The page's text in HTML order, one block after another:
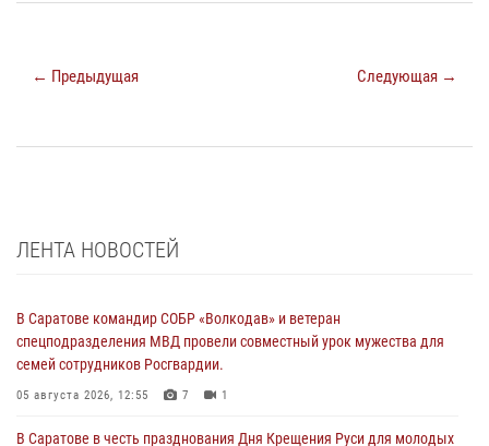
← Предыдущая Следующая →
ЛЕНТА НОВОСТЕЙ
В Саратове командир СОБР «Волкодав» и ветеран
спецподразделения МВД провели совместный урок мужества для
семей сотрудников Росгвардии.
05 августа 2026, 12:55 7 1
В Саратове в честь празднования Дня Крещения Руси для молодых